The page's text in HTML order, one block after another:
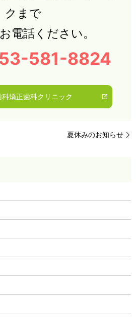
クまで
電話ください。
581-8824
科矯正歯科クリニック
夏休みのお知らせ